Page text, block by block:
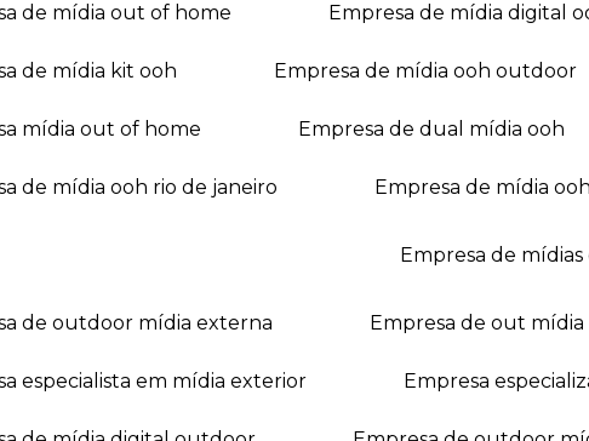
de mídia out of home empresa de mídia digital
de mídia kit ooh empresa de mídia ooh outdoor
mídia out of home empresa de dual mídia ooh
de mídia ooh rio de janeiro empresa de mídia
empresa de
de outdoor mídia externa empresa de out
especialista em mídia exterior empresa